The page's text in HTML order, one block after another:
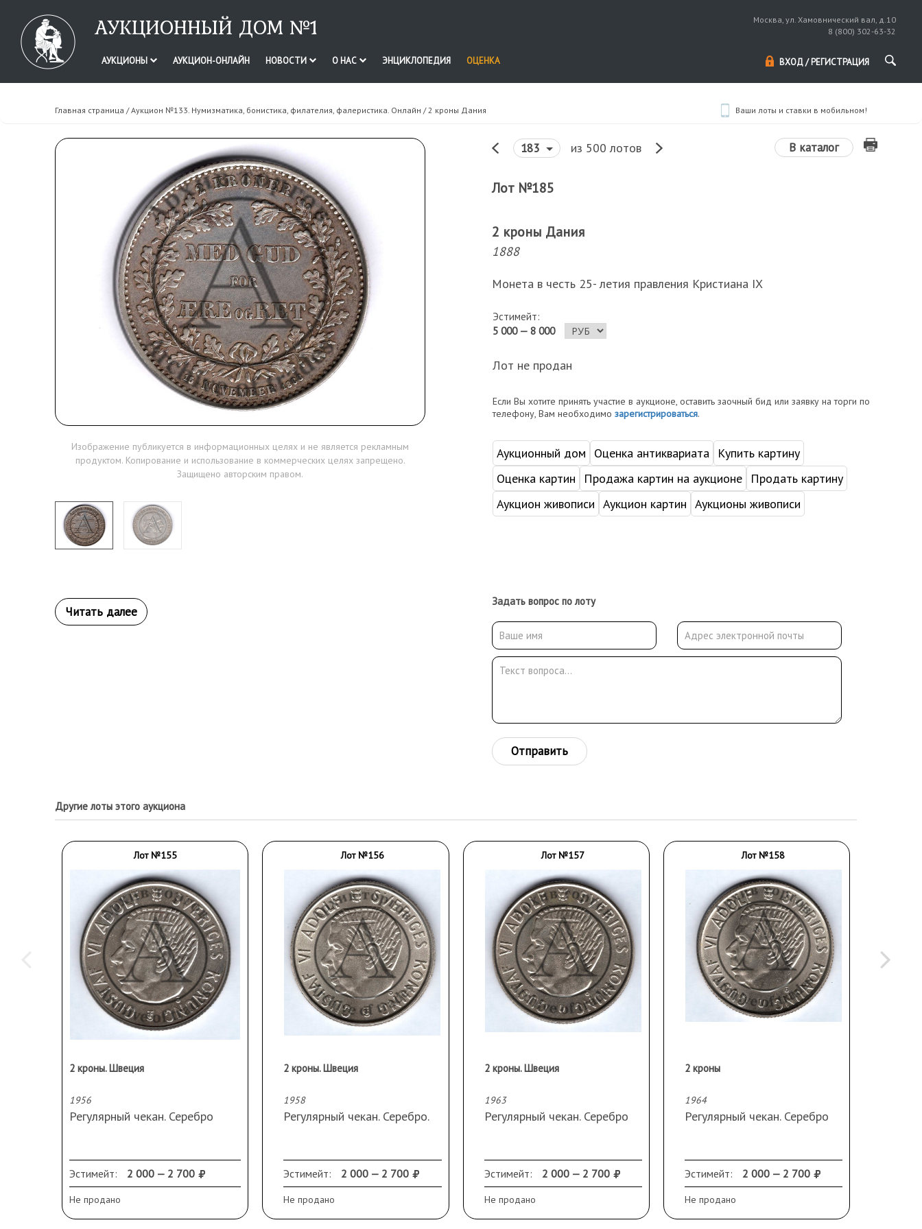
АУКЦИОННЫЙ ДОМ №1
Москва, ул. Хамовнический вал, д.10
8 (800) 302-63-32
АУКЦИОНЫ АУКЦИОН-ОНЛАЙН НОВОСТИ О НАС ЭНЦИКЛОПЕДИЯ ОЦЕНКА ВХОД / РЕГИСТРАЦИЯ
Главная страница /Аукцион №133. Нумизматика, бонистика, филателия, фалеристика. Онлайн / 2 кроны Дания Ваши лоты и ставки в мобильном!
Изображение публикуется в информационных целях и не является рекламным
продуктом. Копирование и использование в коммерческих целях запрещено.
Защищено авторским правом.
183 из 500 лотов В каталог
Лот №185
2 кроны Дания
1888
Монета в честь 25- летия правления Кристиана IX
Эстимейт:
5 000 — 8 000
Лот не продан
Если Вы хотите принять участие в аукционе, оставить заочный бид или заявку на торги по
телефону, Вам необходимо зарегистрироваться.
Аукционный дом Оценка антиквариата
Купить картину
Оценка картин
Продажа картин на аукционе
Продать картину
Аукцион живописи Аукцион картин Аукционы живописи
Задать вопрос по лоту
Отправить
Другие лоты этого аукциона
Лот №155
2 кроны. Швеция
1956
Регулярный чекан. Серебро
Эстимейт: 2 000 — 2 700
Не продано
Лот №156
2 кроны. Швеция
1958
Регулярный чекан. Серебро.
Эстимейт: 2 000 — 2 700
Не продано
Лот №157
2 кроны. Швеция
1963
Регулярный чекан. Серебро
Эстимейт: 2 000 — 2 700
Не продано
Лот №158
2 кроны
1964
Регулярный чекан. Серебро
Эстимейт: 2 000 — 2 700
Не продано